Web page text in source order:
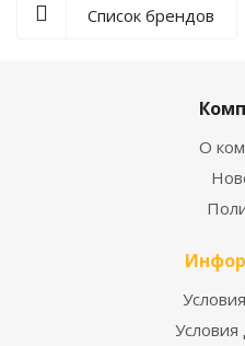
Список брендов
О
Условия